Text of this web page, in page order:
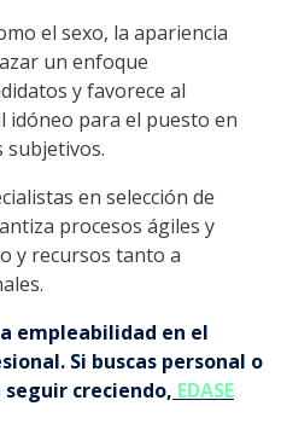
el sexo, la apariencia
un enfoque
y favorece al
idóneo para el puesto en
subjetivos.
en selección de
procesos ágiles y
y recursos tanto a
empleabilidad en el
Si buscas personal o
creciendo, EDASE